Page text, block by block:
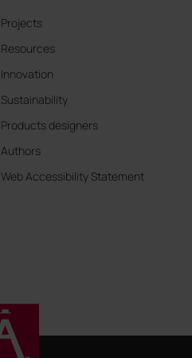
Projects
Resources
Innovation
Sustainability
Products designers
Authors
Web Accessibility Statement